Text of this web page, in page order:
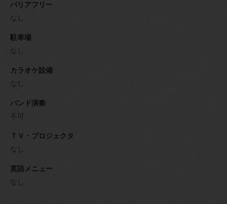
バリアフリー
なし
駐車場
なし
カラオケ設備
なし
バンド演奏
不可
ＴＶ・プロジェクタ
なし
英語メニュー
なし